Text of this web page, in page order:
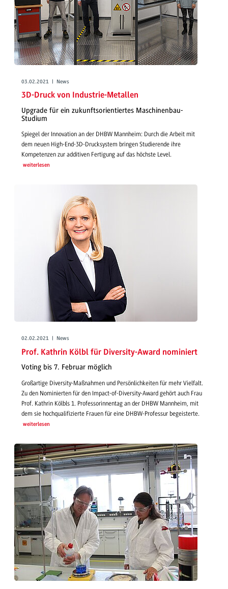
03.02.2021 | News
3D-Druck von Industrie-Metallen
Upgrade für ein zukunftsorientiertes Maschinenbau-
Studium
Spiegel der Innovation an der DHBW Mannheim: Durch die Arbeit mit
dem neuen High-End-3D-Drucksystem bringen Studierende ihre
Kompetenzen zur additiven Fertigung auf das höchste Level.
weiterlesen
02.02.2021 | News
Prof. Kathrin Kölbl für Diversity-Award nominiert
Voting bis 7. Februar möglich
Großartige Diversity-Maßnahmen und Persönlichkeiten für mehr Vielfalt.
Zu den Nominierten für den Impact-of-Diversity-Award gehört auch Frau
Prof. Kathrin Kölbls 1. Professorinnentag an der DHBW Mannheim, mit
dem sie hochqualifizierte Frauen für eine DHBW-Professur begeisterte.
weiterlesen